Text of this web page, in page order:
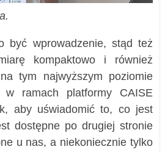
być wprowadzenie, stąd też
kompaktowo i również
tym najwyższym poziomie
ramach platformy CAISE
aby uświadomić to, co jest
dostępne po drugiej stronie
u nas, a niekoniecznie tylko